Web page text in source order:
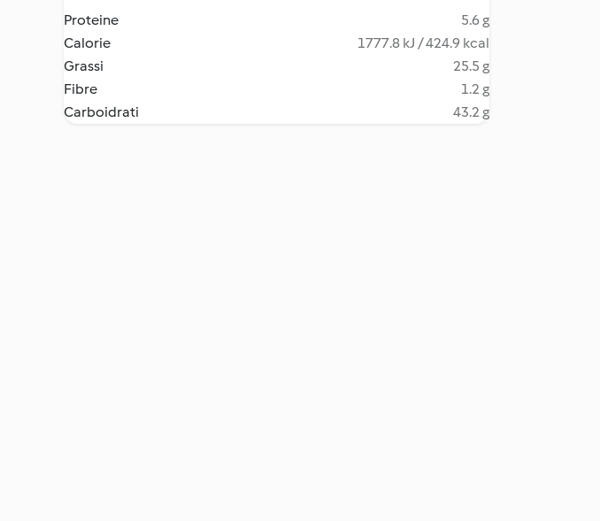
Proteine
5.6 g
Calorie
1777.8 kJ / 424.9 kcal
Grassi
25.5 g
Fibre
1.2 g
Carboidrati
43.2 g